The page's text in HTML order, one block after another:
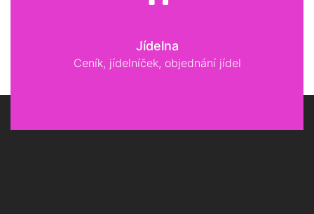
Jídelna
Ceník, jídelníček, objednání jídel